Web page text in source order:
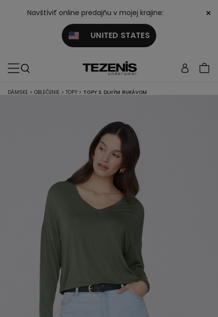
Navštíviť online predajňu v mojej krajine:
UNITED STATES
×
DÁMSKE > OBLEČENIE > TOPY > TOPY S DLHÝM RUKÁVOM